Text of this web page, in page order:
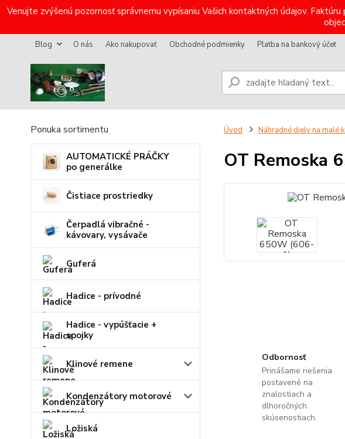
Venujte zvýšenú pozornosť správnemu vypísaniu Vašich kontaktných údajov.
Blog O nás Ako nakupovať Obchodné podmienky Platba na bankový účet
Ponuka sortimentu
AUTOMATICKÉ PRÁČKY
po generálke
Čistiace prostriedky
Čerpadlá vibračné -
kávovary, vysávače
Guferá
Hadice - prívodné
Hadice - vypúšťacie +
spojky
Klinové remene
Kondenzátory motorové
Ložiská
Úvod Náhradné diely na malé
OT Remoska
Odbornosť
Prinášame riešenia
postavené na
znalostiach a
dlhoročných
skúsenostiach.